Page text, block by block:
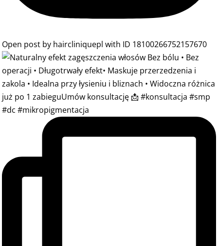
Open post by haircliniquepl with ID 18100266752157670